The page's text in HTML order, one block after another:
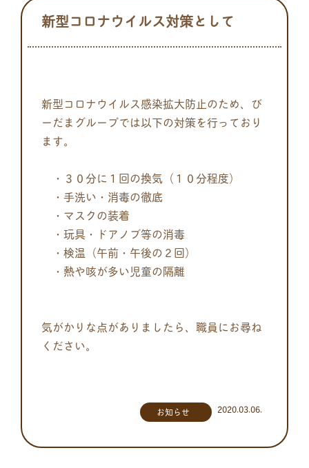
新型コロナウイルス対策として
新型コロナウイルス感染拡大防止のため、び
ーだまグループでは以下の対策を行っており
ます。
・３０分に１回の換気（１０分程度）
・手洗い・消毒の徹底
・マスクの装着
・玩具・ドアノブ等の消毒
・検温（午前・午後の２回）
・熱や咳が多い児童の隔離
気がかりな点がありましたら、職員にお尋ね
ください。
2020.03.06.
お知らせ